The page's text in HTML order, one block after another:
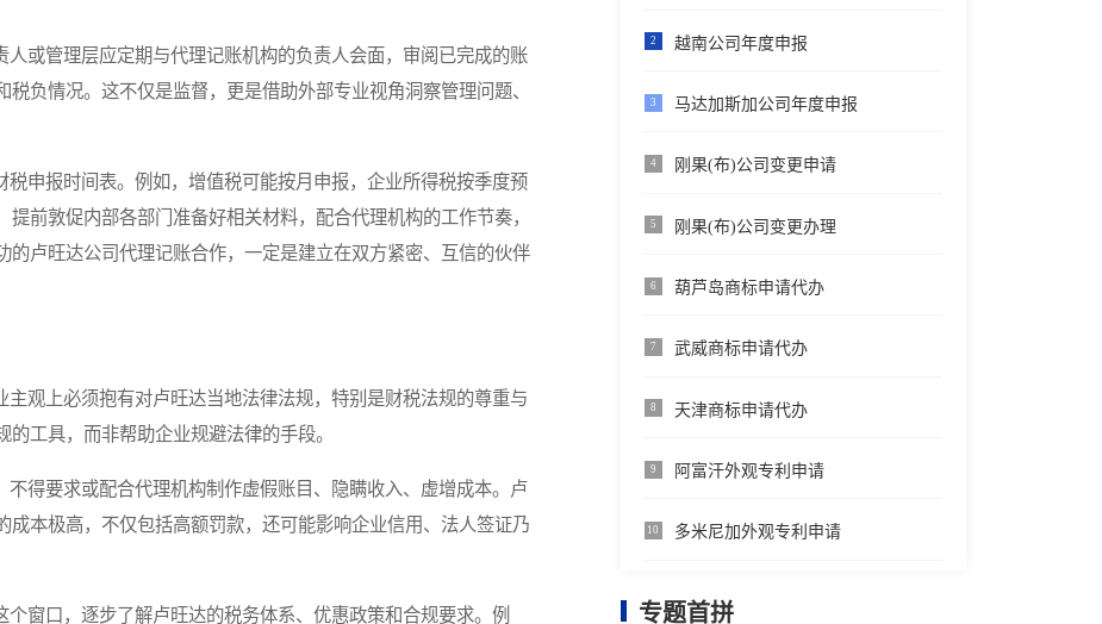
或管理层应定期与代理记账机构的负责人会面，审阅已完成的账
负情况。这不仅是监督，更是借助外部专业视角洞察管理问题、
申报时间表。例如，增值税可能按月申报，企业所得税按季度预
前敦促内部各部门准备好相关材料，配合代理机构的工作节奏，
卢旺达公司代理记账合作，一定是建立在双方紧密、互信的伙伴
观上必须抱有对卢旺达当地法律法规，特别是财税法规的尊重与
工具，而非帮助企业规避法律的手段。
得要求或配合代理机构制作虚假账目、隐瞒收入、虚增成本。卢
成本极高，不仅包括高额罚款，还可能影响企业信用、法人签证乃
窗口，逐步了解卢旺达的税务体系、优惠政策和合规要求。例
2 越南公司年度申报
3 马达加斯加公司年度申报
4 刚果(布)公司变更申请
5 刚果(布)公司变更办理
6 葫芦岛商标申请代办
7 武威商标申请代办
8 天津商标申请代办
9 阿富汗外观专利申请
10 多米尼加外观专利申请
专题首拼